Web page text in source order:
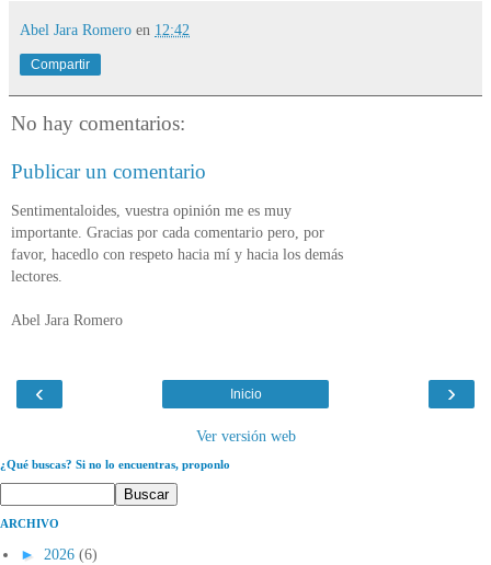
Abel Jara Romero en 12:42
Compartir
No hay comentarios:
Publicar un comentario
Sentimentaloides, vuestra opinión me es muy
importante. Gracias por cada comentario pero, por
favor, hacedlo con respeto hacia mí y hacia los demás
lectores.
Abel Jara Romero
‹ ›
Inicio
Ver versión web
¿Qué buscas? Si no lo encuentras, proponlo
ARCHIVO
► 2026 (6)